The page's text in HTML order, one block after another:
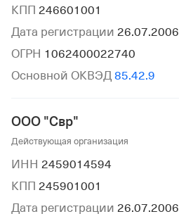
КПП 246601001
Дата регистрации 26.07.2006
ОГРН 1062400022740
Основной ОКВЭД 85.42.9
ООО "Свр"
Действующая организация
ИНН 2459014594
КПП 245901001
Дата регистрации 26.07.2006